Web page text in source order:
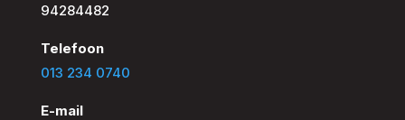
94284482
Telefoon
013 234 0740
E-mail